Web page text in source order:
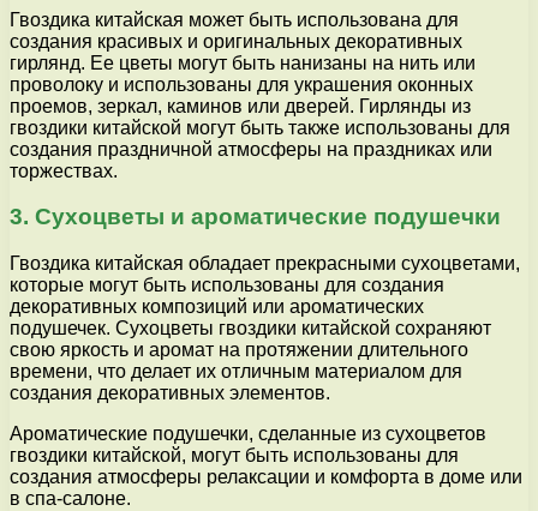
Гвоздика китайская может быть использована для
создания красивых и оригинальных декоративных
гирлянд. Ее цветы могут быть нанизаны на нить или
проволоку и использованы для украшения оконных
проемов, зеркал, каминов или дверей. Гирлянды из
гвоздики китайской могут быть также использованы для
создания праздничной атмосферы на праздниках или
торжествах.
3. Сухоцветы и ароматические подушечки
Гвоздика китайская обладает прекрасными сухоцветами,
которые могут быть использованы для создания
декоративных композиций или ароматических
подушечек. Сухоцветы гвоздики китайской сохраняют
свою яркость и аромат на протяжении длительного
времени, что делает их отличным материалом для
создания декоративных элементов.
Ароматические подушечки, сделанные из сухоцветов
гвоздики китайской, могут быть использованы для
создания атмосферы релаксации и комфорта в доме или
в спа-салоне.